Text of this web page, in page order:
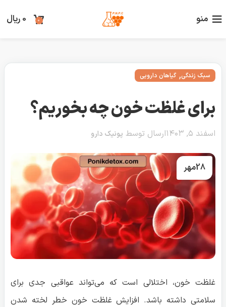
منو 0
0ریال
سبک زندگی,گیاهان دارویی
برای غلظت خون چه بخوریم؟
اسفند ۵, ۱۴۰۳ ارسال توسط پونیک دارو
28مهر
غلظت خون، اختلالی است که می‌تواند عواقبی جدی برای
سلامتی داشته باشد. افزایش غلظت خون خطر لخته شدن